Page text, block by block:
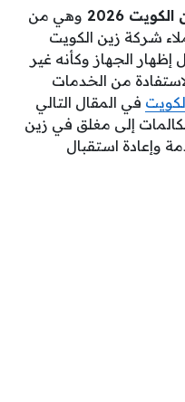
2026
وهي من
شركة زين الكويت
الجهاز وكأنه غير
من الخدمات
في المقال التالي
إلى مغلق في زين
وإعادة استقبال